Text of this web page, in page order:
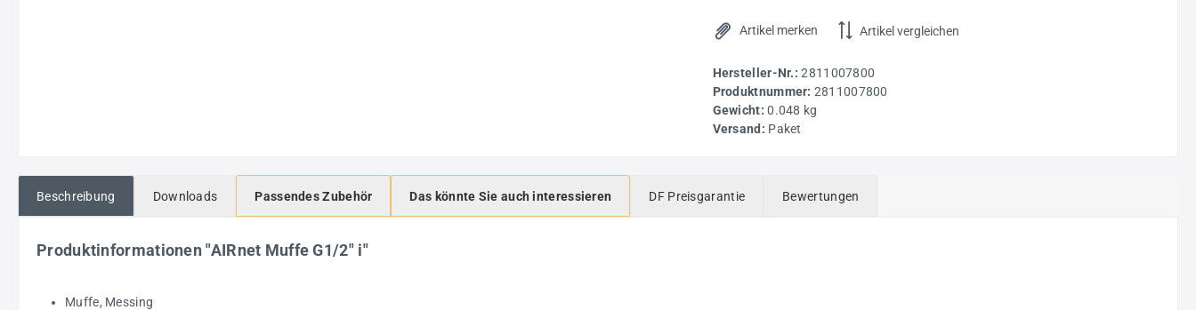
Artikel merken Artikel vergleichen
Hersteller-Nr.:2811007800
Produktnummer: 2811007800
Gewicht:0.048 kg
Versand: Paket
Beschreibung Downloads Passendes Zubehör Das könnte Sie auch interessieren DF Preisgarantie Bewertungen
Produktinformationen "AIRnet Muffe G1/2" i"
Muffe, Messing